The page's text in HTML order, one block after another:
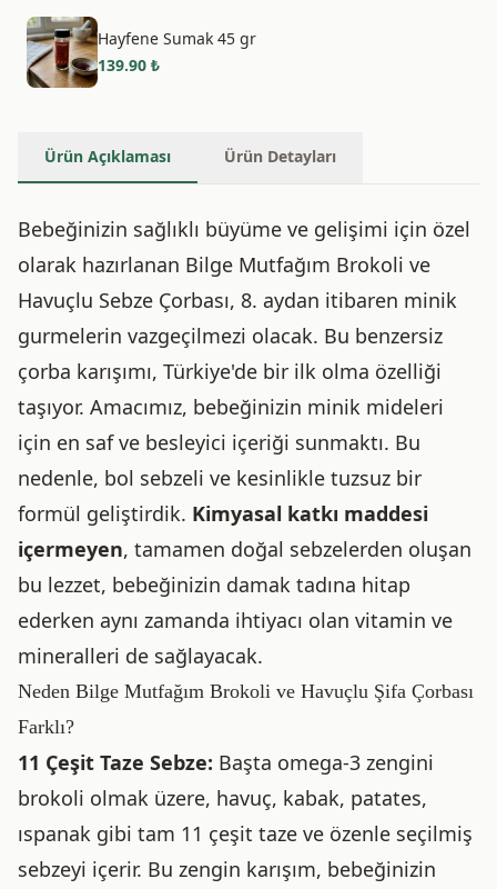
Hayfene Sumak 45 gr
139.90 ₺
Ürün Açıklaması Ürün Detayları
Bebeğinizin sağlıklı büyüme ve gelişimi için özel
olarak hazırlanan Bilge Mutfağım Brokoli ve
Havuçlu Sebze Çorbası, 8. aydan itibaren minik
gurmelerin vazgeçilmezi olacak. Bu benzersiz
çorba karışımı, Türkiye'de bir ilk olma özelliği
taşıyor. Amacımız, bebeğinizin minik mideleri
için en saf ve besleyici içeriği sunmaktı. Bu
nedenle, bol sebzeli ve kesinlikle tuzsuz bir
formül geliştirdik. Kimyasal katkı maddesi
içermeyen, tamamen doğal sebzelerden oluşan
bu lezzet, bebeğinizin damak tadına hitap
ederken aynı zamanda ihtiyacı olan vitamin ve
mineralleri de sağlayacak.
Neden Bilge Mutfağım Brokoli ve Havuçlu Şifa Çorbası
Farklı?
11 Çeşit Taze Sebze: Başta omega-3 zengini
brokoli olmak üzere, havuç, kabak, patates,
ıspanak gibi tam 11 çeşit taze ve özenle seçilmiş
sebzeyi içerir. Bu zengin karışım, bebeğinizin